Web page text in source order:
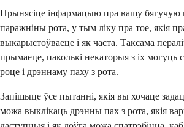
Прынясіце інфармацыю пра вашу бягучую
паражніны рота, у тым ліку пра тое, якія
выкарыстоўваеце і як часта. Таксама
прымаеце, паколькі некаторыя з іх могуць
роце і дрэннаму паху з рота.
Запішыце ўсе пытанні, якія вы хочаце
можа выклікаць дрэнны пах з рота, якія